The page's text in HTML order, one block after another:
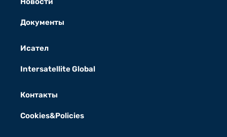
Документы
Исател
Intersatellite Global
Контакты
Cookies&Policies